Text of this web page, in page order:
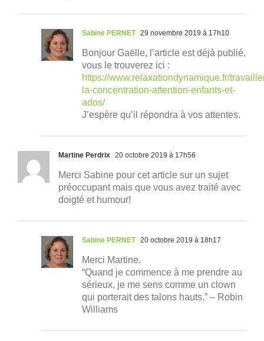
Sabine PERNET 29 novembre 2019 à 17h10
Bonjour Gaëlle, l’article est déjà publié,
vous le trouverez ici :
https://www.relaxationdynamique.fr/
la-concentration-attention-enfants-et-
ados/
J’espère qu’il répondra à vos attentes.
Martine Perdrix 20 octobre 2019 à 17h56
Merci Sabine pour cet article sur un sujet
préoccupant mais que vous avez traité avec
doigté et humour!
Sabine PERNET 20 octobre 2019 à 18h17
Merci Martine.
“Quand je commence à me prendre au
sérieux, je me sens comme un clown
qui porterait des talons hauts.” – Robin
Williams